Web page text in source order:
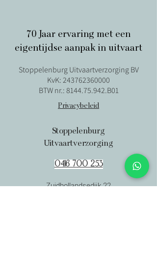
70 Jaar ervaring met een
eigentijdse aanpak in uitvaart
Stoppelenburg Uitvaartverzorging BV
KvK:243762360000
BTW nr.:8144.75.942.B01
Privacybeleid
Stoppelenburg
Uitvaartverzorging
0416 700 253
Zuidhollandsedijk 22